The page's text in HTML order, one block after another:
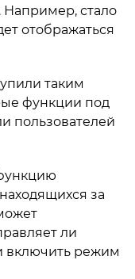
Например, стало
отображаться
таким
функции под
пользователей
за
ли
включить режим